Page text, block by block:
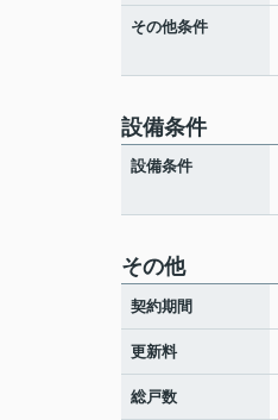
その他条件
設備条件
設備条件
その他
契約期間
更新料
総戸数